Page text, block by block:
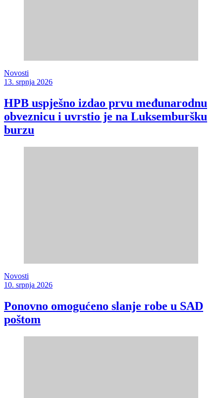
Novosti
13. srpnja 2026
HPB uspješno izdao prvu međunarodnu
obveznicu i uvrstio je na Luksemburšku
burzu
Novosti
10. srpnja 2026
Ponovno omogućeno slanje robe u SAD
poštom